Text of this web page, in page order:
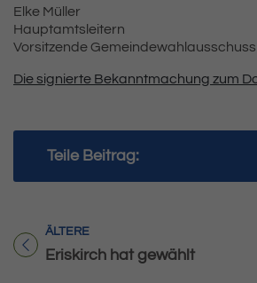
Elke Müller
Hauptamtsleitern
Vorsitzende Gemeindewahlausschuss
Die signierte Bekanntmachung zum
Teile Beitrag:
ÄLTERE
Titel für Beitrag
Eriskirch hat gewählt